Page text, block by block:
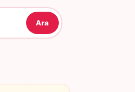
Ara